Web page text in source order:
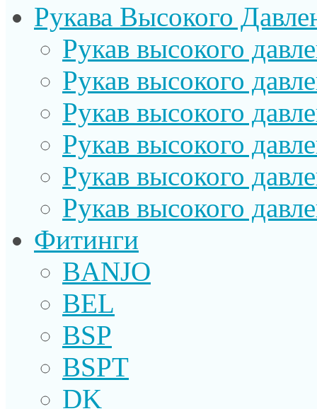
Рукава Высокого
Рукав выcокого
Рукав высокого
Рукав высокого
Рукав высокого
Рукав высокого
Рукав высокого
Фитинги
BANJO
BEL
BSP
BSPT
DK